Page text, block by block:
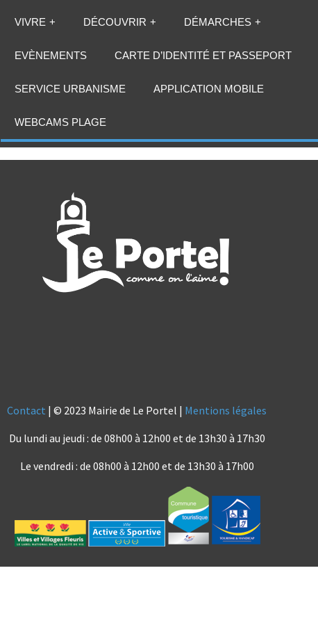
VIVRE DÉCOUVRIR DÉMARCHES
EVÈNEMENTS CARTE D’IDENTITÉ ET PASSEPORT
SERVICE URBANISME APPLICATION MOBILE
WEBCAMS PLAGE
NOS PARTENAIRES
Contact | © 2023 Mairie de Le Portel | Mentions légales
Du lundi au jeudi : de 08h00 à 12h00 et de 13h30 à 17h30
Le vendredi : de 08h00 à 12h00 et de 13h30 à 17h00